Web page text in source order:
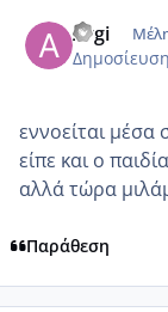
Argi
Δημοσίευση
εννοείται μέσα
είπε και ο
αλλά τώρα
Παράθεση